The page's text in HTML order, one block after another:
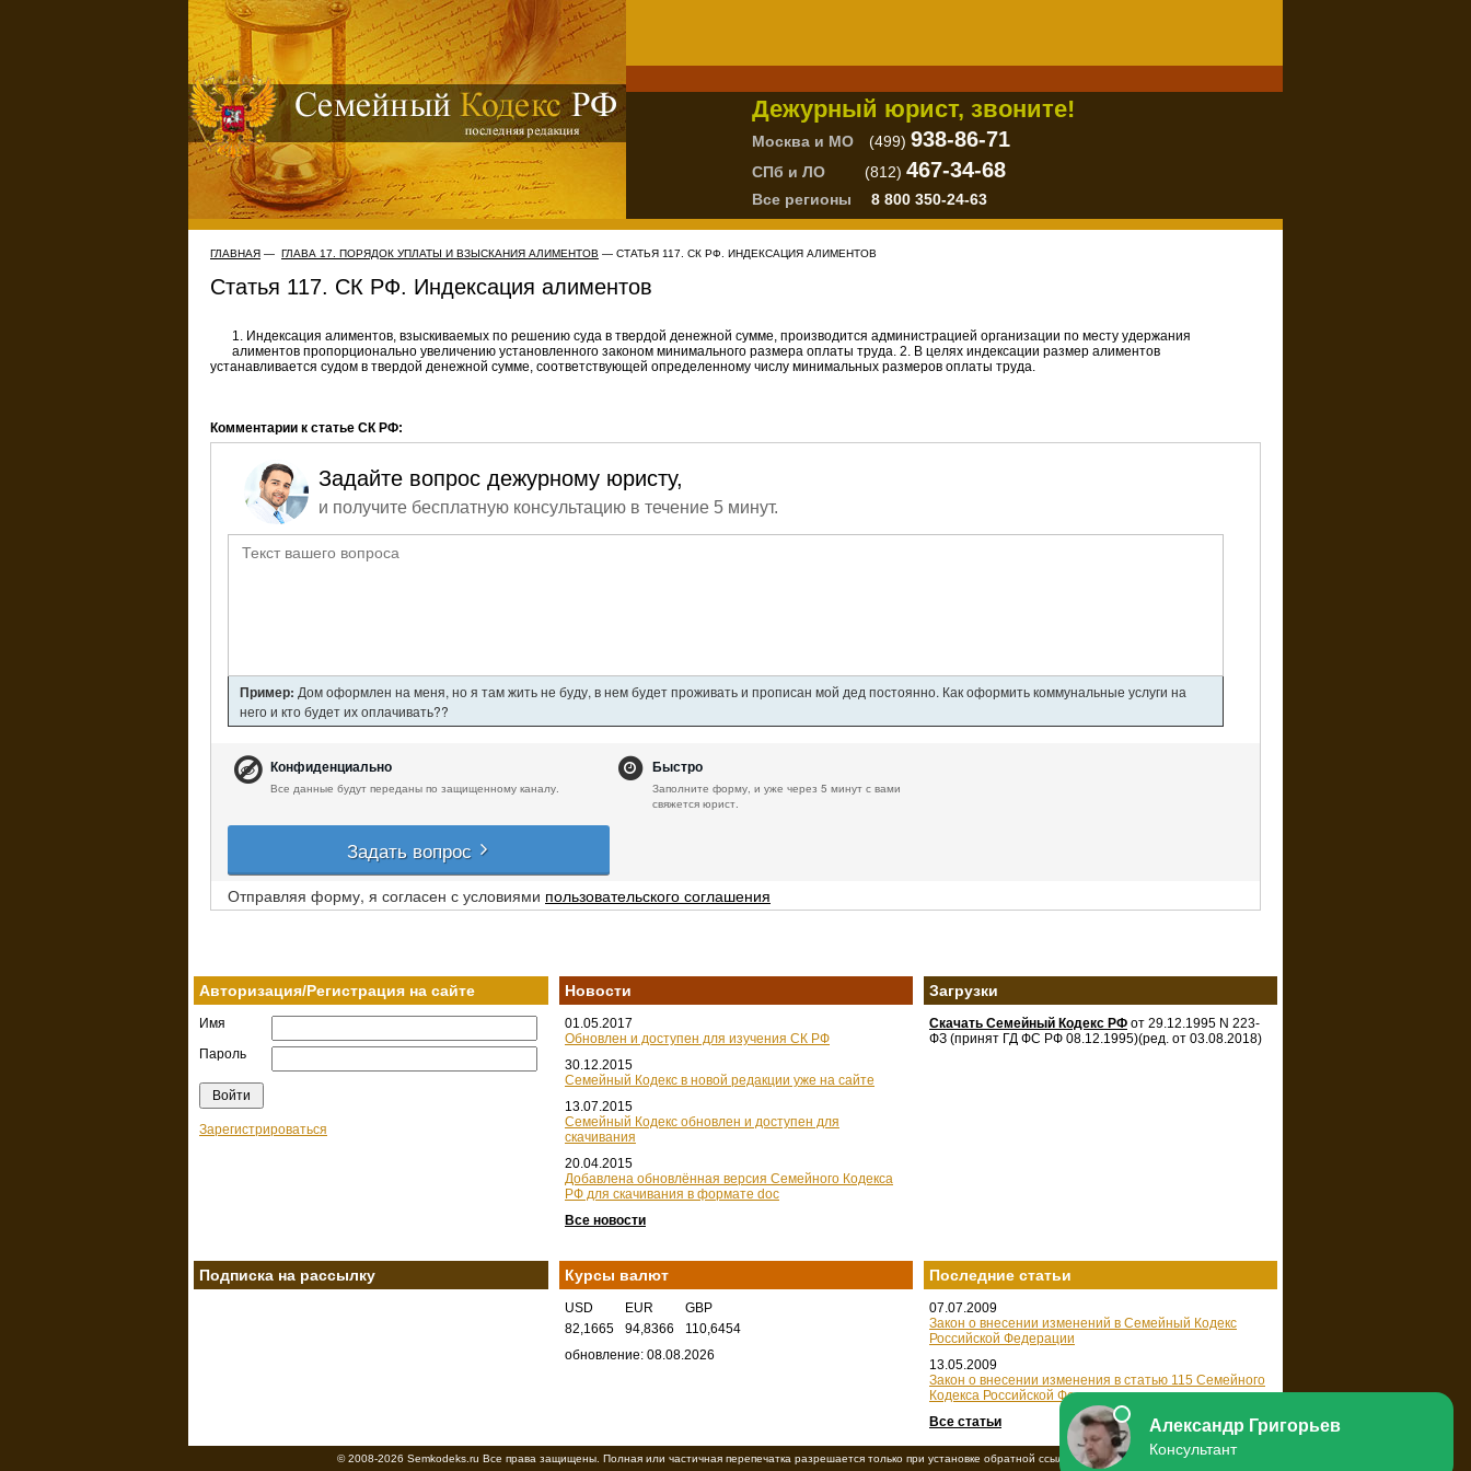
Дежурный юрист, звоните!
Москва и МО (499) 938-86-71
СПб и ЛО (812) 467-34-68
Все регионы 8 800 350-24-63
ГЛАВНАЯ — ГЛАВА 17. ПОРЯДОК УПЛАТЫ И ВЗЫСКАНИЯ АЛИМЕНТОВ — СТАТЬЯ 117. СК РФ. ИНДЕКСАЦИЯ АЛИМЕНТОВ
Статья 117. СК РФ. Индексация алиментов
1. Индексация алиментов, взыскиваемых по решению суда в твердой денежной сумме, производится администрацией организации по месту удержания
алиментов пропорционально увеличению установленного законом минимального размера оплаты труда. 2. В целях индексации размер алиментов
устанавливается судом в твердой денежной сумме, соответствующей определенному числу минимальных размеров оплаты труда.
Комментарии к статье СК РФ:
Задайте вопрос дежурному юристу,
и получите бесплатную консультацию в течение 5 минут.
Пример: Дом оформлен на меня, но я там жить не буду, в нем будет проживать и прописан мой дед постоянно. Как оформить коммунальные услуги на
него и кто будет их оплачивать??
Конфиденциально
Все данные будут переданы по защищенному каналу.
Быстро
Заполните форму, и уже через 5 минут с вами
свяжется юрист.
Задать вопрос
Отправляя форму, я согласен с условиями пользовательского соглашения
Авторизация/Регистрация на сайте
Имя
Пароль
Зарегистрироваться
Новости
01.05.2017
Обновлен и доступен для изучения СК РФ
30.12.2015
Семейный Кодекс в новой редакции уже на сайте
13.07.2015
Семейный Кодекс обновлен и доступен для
скачивания
20.04.2015
Добавлена обновлённая версия Семейного Кодекса
РФ для скачивания в формате doc
Все новости
Загрузки
Скачать Семейный Кодекс РФ от 29.12.1995 N 223-
ФЗ (принят ГД ФС РФ 08.12.1995)(ред. от 03.08.2018)
Подписка на рассылку Курсы валют
USD EUR
GBP
82,1665
94,8366
110,6454
обновление: 08.08.2026
Последние статьи
07.07.2009
Закон о внесении изменений в Семейный Кодекс
Российской Федерации
13.05.2009
Закон о внесении изменения в статью 115 Семейного
Кодекса Российской Федерации
Все статьи
© 2008-2026 Semkodeks.ru Все права защищены. Полная или частичная перепечатка разрешается только при установке обратной ссылки на ресурс.